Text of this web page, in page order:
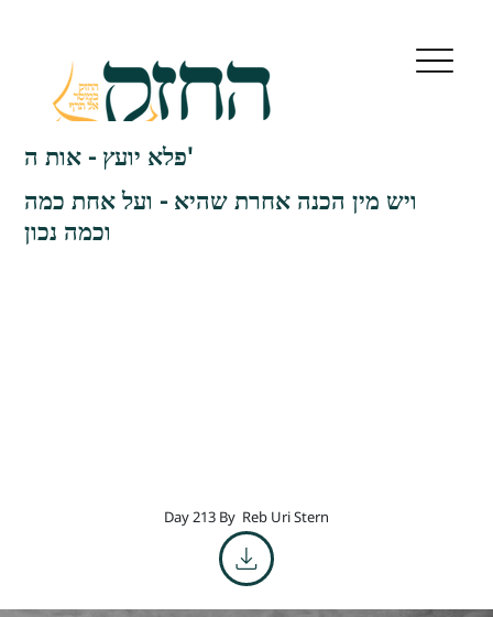
פלא יועץ - אות ה'
ויש מין הכנה אחרת שהיא - ועל אחת כמה
וכמה נכון
Day 213 By Reb Uri Stern